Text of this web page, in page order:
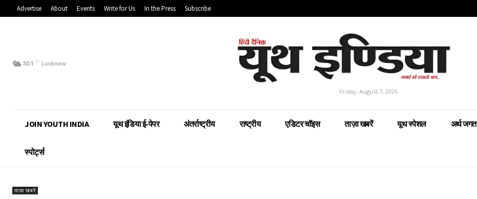
Advertise About Events Write for Us In the Press Subscribe
30.1 C Lucknow
Friday, August 7, 2026
JOIN YOUTH INDIA यूथ इंडिया ई-पेपर अंतर्राष्ट्रीय राष्ट्रीय एडिटर चॉइस ताज़ा खबरें यूथ स्पेशल अर्थ जगत
स्पोर्ट्स
ताज़ा खबरें